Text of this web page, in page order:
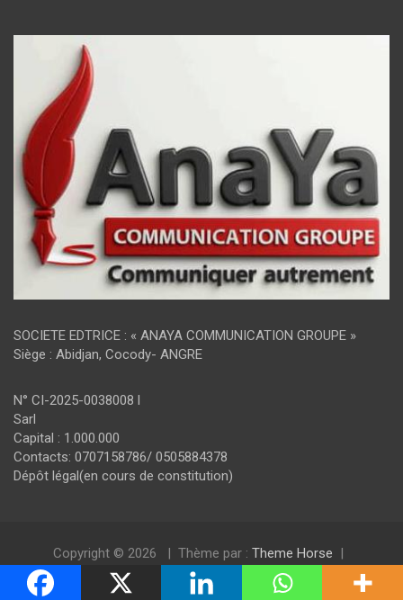
SOCIETE EDTRICE : « ANAYA COMMUNICATION GROUPE »
Siège : Abidjan, Cocody- ANGRE
N° CI-2025-0038008 l
Sarl
Capital : 1.000.000
Contacts: 0707158786/ 0505884378
Dépôt légal(en cours de constitution)
Copyright © 2026 Thème par : Theme Horse
Fièrement propulsé par :
WordPress